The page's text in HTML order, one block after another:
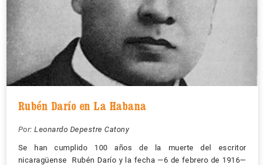
Rubén Darío en La Habana
Por: Leonardo Depestre Catony
Se han cumplido 100 años de la muerte del escritor
nicaragüense Rubén Darío y la fecha —6 de febrero de 1916—